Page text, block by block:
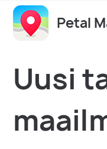
Petal
Uusi